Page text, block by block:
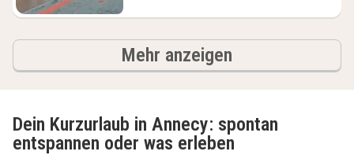
Mehr anzeigen
Dein Kurzurlaub in Annecy: spontan
entspannen oder was erleben